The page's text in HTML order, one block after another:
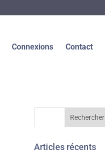
Connexions Contact
Articles récents